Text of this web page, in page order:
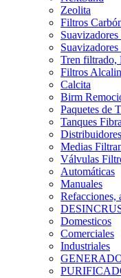
Zeolita
Filtros
Tren filtrado,
Filtros
Calcita
Birm
Paquetes de
Tanques
Medias
Válvulas
Automáticas
Manuales
Refacciones,
Domesticos
Comerciales
Industriales